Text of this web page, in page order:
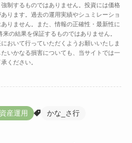
制するものではありません。投資には価格
ります。過去の運用実績やシュミレーショ
りません。また、情報の正確性・最新性に
の結果を保証するものではありません。
おいて行っていただくようお願いいたしま
いかなる損害についても、当サイトでは一
ください。
産運用 かな_さ行